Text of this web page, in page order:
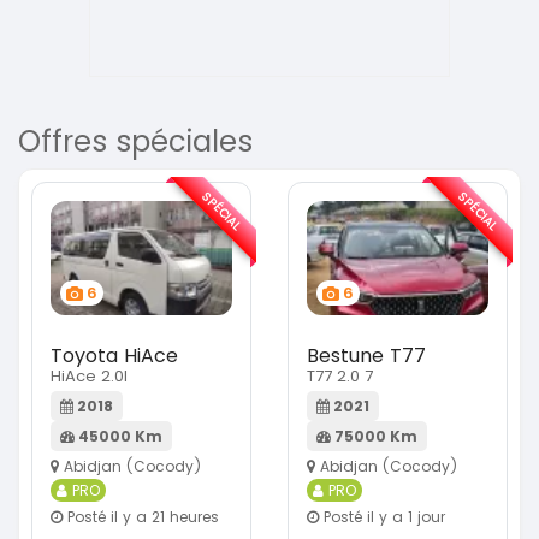
Offres spéciales
6
Toyota HiAce
HiAce 2.0l
2018
45000 Km
Abidjan (Cocody)
PRO
Posté il y a 21 heures
SPÉCIAL
6
Bestune T77
T77 2.0 7
2021
75000 Km
Abidjan (Cocody)
PRO
Posté il y a 1 jour
SPÉCIAL